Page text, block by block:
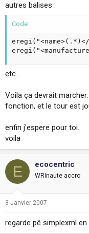
autres balises :
Code:
etc..
Voila ça devrait
fonction, et le tour est
enfin j'espere pour toi.
voila
E ecocentric
WRInaute accro
3 Janvier 2007
regarde pê simplexml en